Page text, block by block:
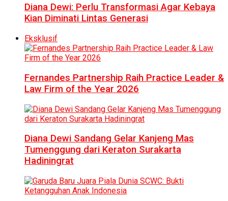
Diana Dewi: Perlu Transformasi Agar Kebaya
Kian Diminati Lintas Generasi
Eksklusif
Fernandes Partnership Raih Practice Leader &
Law Firm of the Year 2026
Diana Dewi Sandang Gelar Kanjeng Mas
Tumenggung dari Keraton Surakarta
Hadiningrat